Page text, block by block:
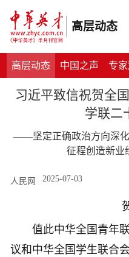
高层动态
高层动态 中国之声 专
习近平致信祝贺全
学联二
——坚定正确政治方向深
征程创造新业
人民网 2025-07-03
值此中华全国青年联
议和中华全国学生联合